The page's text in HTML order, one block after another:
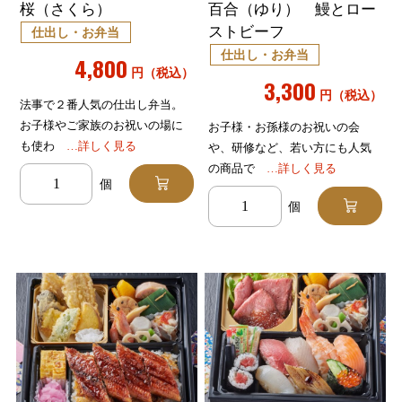
桜（さくら）
仕出し・お弁当
4,800 円（税込）
法事で２番人気の仕出し弁当。
お子様やご家族のお祝いの場に
も使わ …詳しく見る
百合（ゆり） 鰻とロー
ストビーフ
仕出し・お弁当
3,300 円（税込）
お子様・お孫様のお祝いの会
や、研修など、若い方にも人気
の商品で …詳しく見る